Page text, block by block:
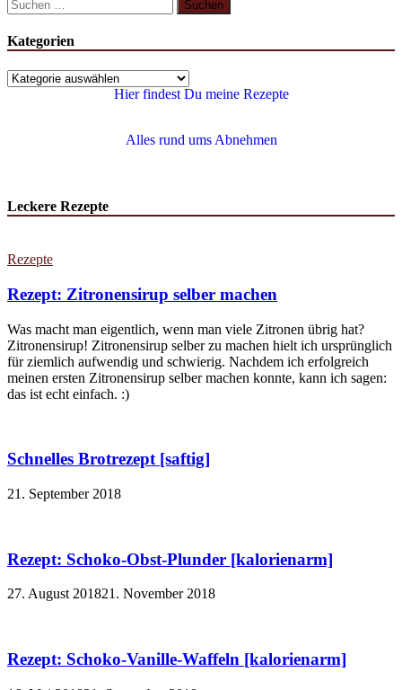
Kategorien
Hier findest Du meine Rezepte
Alles rund ums Abnehmen
Leckere Rezepte
Rezepte
Rezept: Zitronensirup selber machen
Was macht man eigentlich, wenn man viele Zitronen übrig hat?
Zitronensirup! Zitronensirup selber zu machen hielt ich ursprünglich
für ziemlich aufwendig und schwierig. Nachdem ich erfolgreich
meinen ersten Zitronensirup selber machen konnte, kann ich sagen:
das ist echt einfach. :)
Schnelles Brotrezept [saftig]
21. September 2018
Rezept: Schoko-Obst-Plunder [kalorienarm]
27. August 201821. November 2018
Rezept: Schoko-Vanille-Waffeln [kalorienarm]